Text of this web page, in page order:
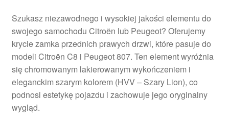
Szukasz niezawodnego i wysokiej jakości elementu do
swojego samochodu Citroën lub Peugeot? Oferujemy
krycie zamka przednich prawych drzwi, które pasuje do
modeli Citroën C8 i Peugeot 807. Ten element wyróżnia
się chromowanym lakierowanym wykończeniem i
eleganckim szarym kolorem (HVV – Szary Lion), co
podnosi estetykę pojazdu i zachowuje jego oryginalny
wygląd.